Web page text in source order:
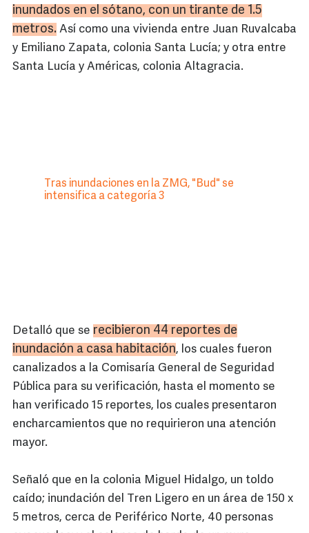
inundados en el sótano, con un tirante de 1.5
metros. Así como una vivienda entre Juan Ruvalcaba
y Emiliano Zapata, colonia Santa Lucía; y otra entre
Santa Lucía y Américas, colonia Altagracia.
Tras inundaciones en la ZMG, "Bud" se
intensifica a categoría 3
Detalló que se recibieron 44 reportes de
inundación a casa habitación, los cuales fueron
canalizados a la Comisaría General de Seguridad
Pública para su verificación, hasta el momento se
han verificado 15 reportes, los cuales presentaron
encharcamientos que no requirieron una atención
mayor.
Señaló que en la colonia Miguel Hidalgo, un toldo
caído; inundación del Tren Ligero en un área de 150 x
5 metros, cerca de Periférico Norte, 40 personas